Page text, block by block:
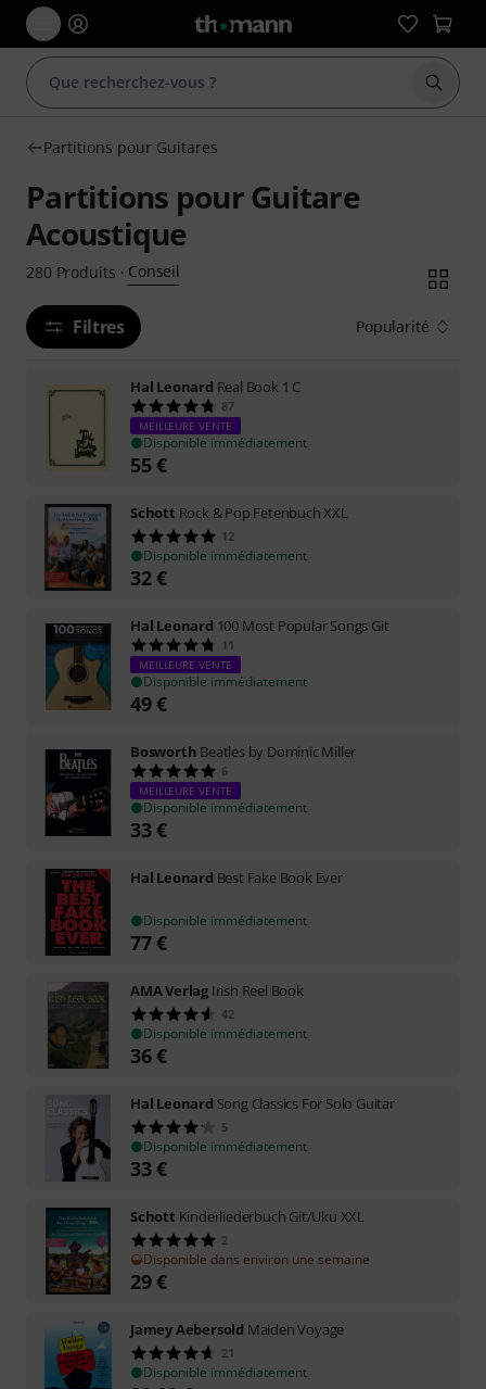
Partitions pour Guitares
Partitions pour Guitare
Acoustique
280 Produits · Conseil
Filtres Popularité
Hal Leonard Real Book 1 C
87
MEILLEURE VENTE
Disponible immédiatement
55€
Schott Rock & Pop Fetenbuch XXL
12
Disponible immédiatement
32€
Hal Leonard 100 Most Popular Songs Git
11
MEILLEURE VENTE
Disponible immédiatement
49€
Bosworth Beatles by Dominic Miller
6
MEILLEURE VENTE
Disponible immédiatement
33€
Hal Leonard Best Fake Book Ever
Disponible immédiatement
77€
AMA Verlag Irish Reel Book
42
Disponible immédiatement
36€
Hal Leonard Song Classics For Solo Guitar
5
Disponible immédiatement
33€
Schott Kinderliederbuch Git/Uku XXL
2
Disponible dans environ une semaine
29€
Jamey Aebersold Maiden Voyage
21
Disponible immédiatement